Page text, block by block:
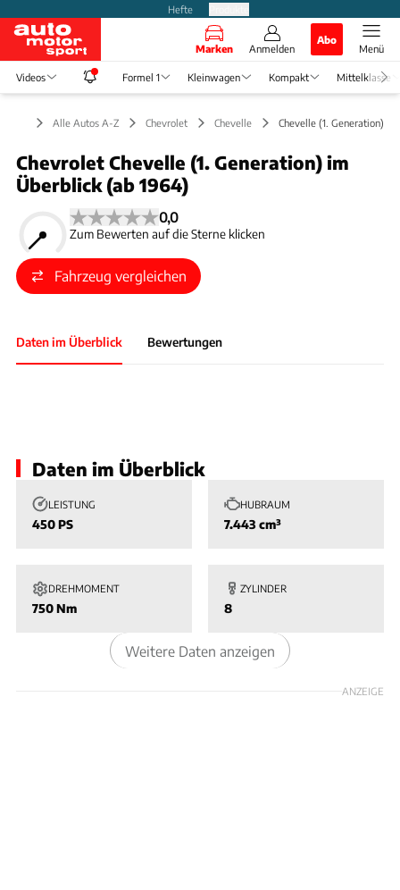
Hefte
Marken Anmelden
Abo
Menü
Videos Formel 1 Kleinwagen Kompakt Mittelklasse
Alle Autos A-Z Chevrolet Chevelle Chevelle (1. Generation)
Chevrolet Chevelle (1. Generation) im
Überblick (ab 1964)
0,0
Zum Bewerten auf die Sterne klicken
Fahrzeug vergleichen
Daten im Überblick Bewertungen
Daten im Überblick
LEISTUNG
450 PS
HUBRAUM
7.443 cm³
DREHMOMENT
750 Nm
ZYLINDER
8
Weitere Daten anzeigen
ANZEIGE